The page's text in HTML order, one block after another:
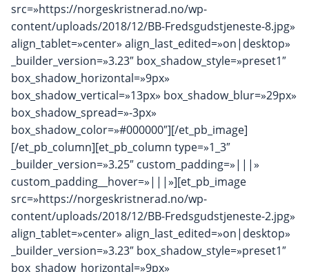
src=»https://norgeskristnerad.no/wp-
content/uploads/2018/12/BB-Fredsgudstjeneste-8.jpg»
align_tablet=»center» align_last_edited=»on|desktop»
_builder_version=»3.23″ box_shadow_style=»preset1″
box_shadow_horizontal=»9px»
box_shadow_vertical=»13px» box_shadow_blur=»29px»
box_shadow_spread=»-3px»
box_shadow_color=»#000000″][/et_pb_image]
[/et_pb_column][et_pb_column type=»1_3″
_builder_version=»3.25″ custom_padding=»|||»
custom_padding__hover=»|||»][et_pb_image
src=»https://norgeskristnerad.no/wp-
content/uploads/2018/12/BB-Fredsgudstjeneste-2.jpg»
align_tablet=»center» align_last_edited=»on|desktop»
_builder_version=»3.23″ box_shadow_style=»preset1″
box_shadow_horizontal=»9px»